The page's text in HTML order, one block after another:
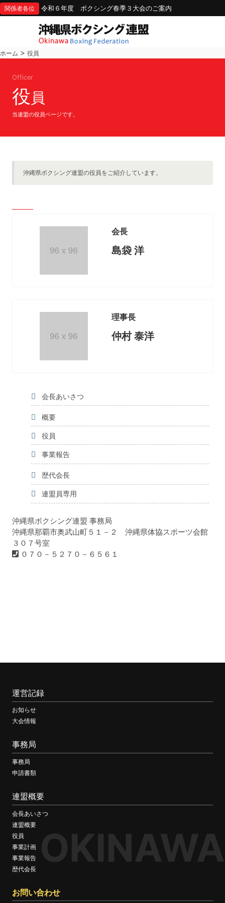
関係者各位 令和６年度 ボクシング春季３大会のご案内
ホーム > 役員
Officer
役 員
当連盟の役員ページです。
沖縄県ボクシング連盟の役員をご紹介しています。
会長
島袋 洋
理事長
仲村 泰洋
会長あいさつ
概要
役員
事業報告
歴代会長
連盟員専用
沖縄県ボクシング連盟 事務局
沖縄県那覇市奥武山町５１－２ 沖縄県体協スポーツ会館
３０７号室
０７０－５２７０－６５６１
OKINAWA
運営記録
お知らせ
大会情報
事務局
事務局
申請書類
連盟概要
会長あいさつ
連盟概要
役員
事業計画
事業報告
歴代会長
お問い合わせ